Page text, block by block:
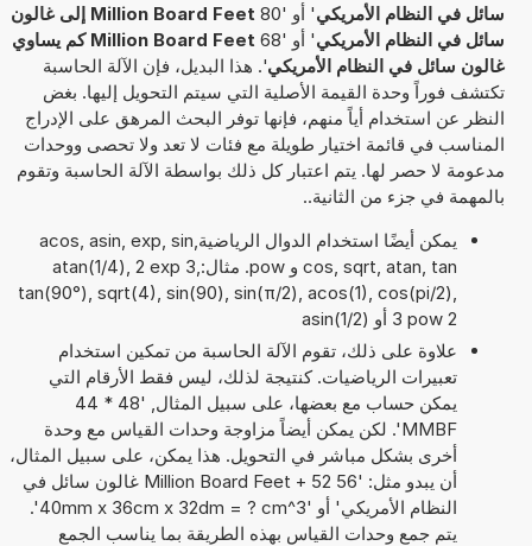
سائل في النظام الأمريكي' أو '80
Million Board Feet إلى غالون
سائل في النظام الأمريكي' أو '68
Million Board Feet كم يساوي
غالون سائل في النظام الأمريكي'. هذا البديل، فإن الآلة الحاسبة
تكتشف فوراً وحدة القيمة الأصلية التي سيتم التحويل إليها. بغض
النظر عن استخدام أياً منهم، فإنها توفر البحث المرهق على الإدراج
المناسب في قائمة اختيار طويلة مع فئات لا تعد ولا تحصى ووحدات
مدعومة لا حصر لها. يتم اعتبار كل ذلك بواسطة الآلة الحاسبة وتقوم
بالمهمة في جزء من الثانية..
يمكن أيضًا استخدام الدوال الرياضيةacos, asin, exp, sin,
cos, sqrt, atan, tan و pow. مثال:atan(1/4), 2 exp 3,
tan(90°), sqrt(4), sin(90), sin(π/2), acos(1), cos(pi/2),
3 pow 2 أو asin(1/2)
علاوة على ذلك، تقوم الآلة الحاسبة من تمكين استخدام
تعبيرات الرياضيات. كنتيجة لذلك، ليس فقط الأرقام التي
يمكن حساب مع بعضها، على سبيل المثال, '48 * 44
MMBF'. لكن يمكن أيضاً مزاوجة وحدات القياس مع وحدة
أخرى بشكل مباشر في التحويل. هذا يمكن، على سبيل المثال،
أن يبدو مثل: '56 Million Board Feet + 52 غالون سائل في
النظام الأمريكي' أو '40mm x 36cm x 32dm = ? cm^3'.
يتم جمع وحدات القياس بهذه الطريقة بما يناسب الجمع